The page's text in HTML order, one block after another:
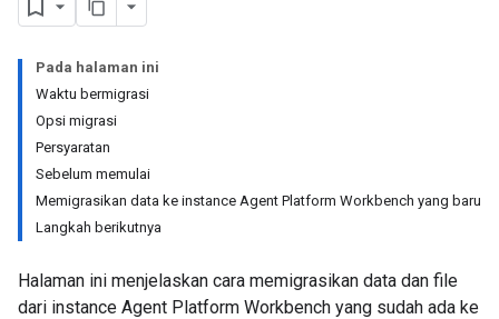
Pada halaman ini
Waktu bermigrasi
Opsi migrasi
Persyaratan
Sebelum memulai
Memigrasikan data ke instance Agent Platform Workbench yang baru
Langkah berikutnya
Halaman ini menjelaskan cara memigrasikan data dan file
dari instance Agent Platform Workbench yang sudah ada ke